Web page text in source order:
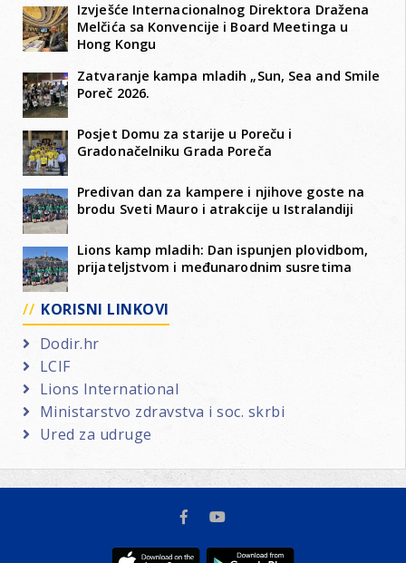
Izvješće Internacionalnog Direktora Dražena
Melčića sa Konvencije i Board Meetinga u
Hong Kongu
Zatvaranje kampa mladih „Sun, Sea and Smile
Poreč 2026.
Posjet Domu za starije u Poreču i
Gradonačelniku Grada Poreča
Predivan dan za kampere i njihove goste na
brodu Sveti Mauro i atrakcije u Istralandiji
Lions kamp mladih: Dan ispunjen plovidbom,
prijateljstvom i međunarodnim susretima
KORISNI LINKOVI
Dodir.hr
LCIF
Lions International
Ministarstvo zdravstva i soc. skrbi
Ured za udruge